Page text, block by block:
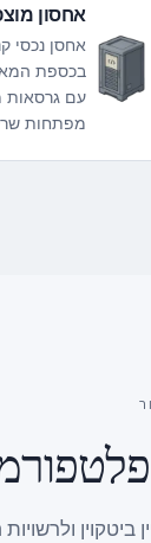
אחסון
אחסן נכסי
בכספת
עם גרסאות
מפתחות
ביטקוין